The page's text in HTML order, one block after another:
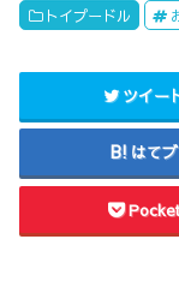
トイプードル
ツイー
はてブ
Pocket